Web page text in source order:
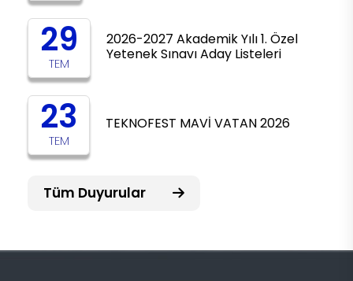
29
TEM
2026-2027 Akademik Yılı 1. Özel
Yetenek Sınavı Aday Listeleri
23
TEM
TEKNOFEST MAVİ VATAN 2026
Tüm Duyurular